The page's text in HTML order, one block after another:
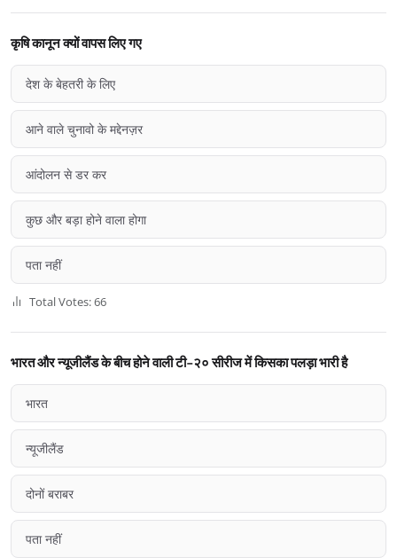
कृषि कानून क्यों वापस लिए गए
देश के बेहतरी के लिए
आने वाले चुनावो के मद्देनज़र
आंदोलन से डर कर
कुछ और बड़ा होने वाला होगा
पता नहीं
Total Votes: 66
भारत और न्यूजीलैंड के बीच होने वाली टी-२० सीरीज में किसका पलड़ा भारी है
भारत
न्यूजीलैंड
दोनों बराबर
पता नहीं